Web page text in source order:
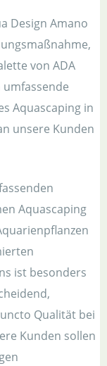
Design Amano
von ADA
Aquascaping in
unsere Kunden
Aquascaping
ist besonders
Qualität bei
Kunden sollen